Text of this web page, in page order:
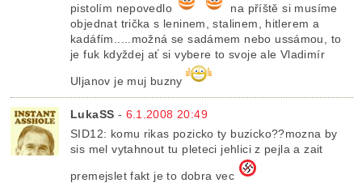
pistolím nepovedlo
na příště si musíme
objednat trička s leninem, stalinem, hitlerem a
kadáfím.....možná se sadámem nebo ussámou, to
je fuk kdyždej ať si vybere to svoje ale Vladimír
Uljanov je muj buzny
LukaSS - 6.1.2008 20:49
SID12: komu rikas pozicko ty buzicko??mozna by
sis mel vytahnout tu pleteci jehlici z pejla a zait
premejslet fakt je to dobra vec